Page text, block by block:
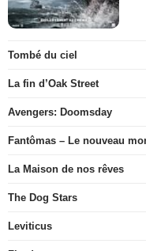
Tombé du ciel
La fin d’Oak Street
Avengers: Doomsday
Fantômas – Le nouveau
La Maison de nos rêves
The Dog Stars
Leviticus